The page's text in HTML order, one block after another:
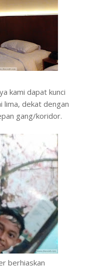
kami dapat kunci
lima, dekat dengan
gang/koridor.
berhiaskan